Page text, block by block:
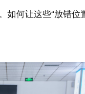
何让这些“放错位